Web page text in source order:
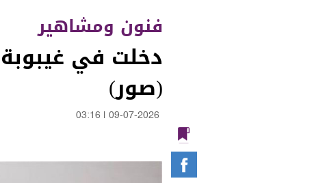
فنون ومشاهير
(صور)
09-07-2026
03:16